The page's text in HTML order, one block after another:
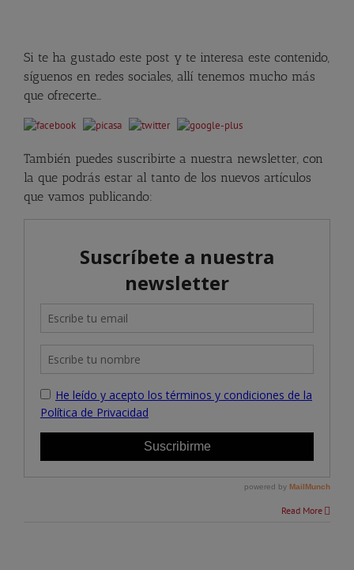
Si te ha gustado este post y te interesa este contenido,
síguenos en redes sociales, allí tenemos mucho más
que ofrecerte…
También puedes suscribirte a nuestra newsletter, con
la que podrás estar al tanto de los nuevos artículos
que vamos publicando:
Read More